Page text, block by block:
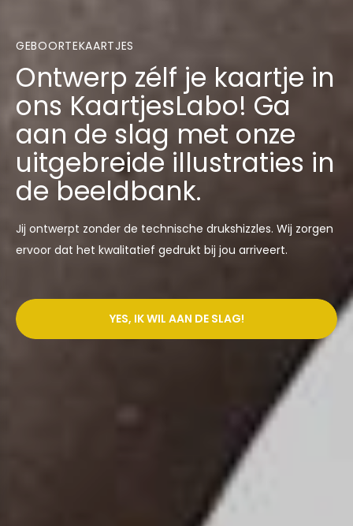
GEBOORTEKAARTJES
Ontwerp zélf je kaartje in
ons KaartjesLabo! Ga
aan de slag met onze
uitgebreide illustraties in
de beeldbank.
Jij ontwerpt zonder de technische drukshizzles. Wij zorgen
ervoor dat het kwalitatief gedrukt bij jou arriveert.
YES, IK WIL AAN DE SLAG!